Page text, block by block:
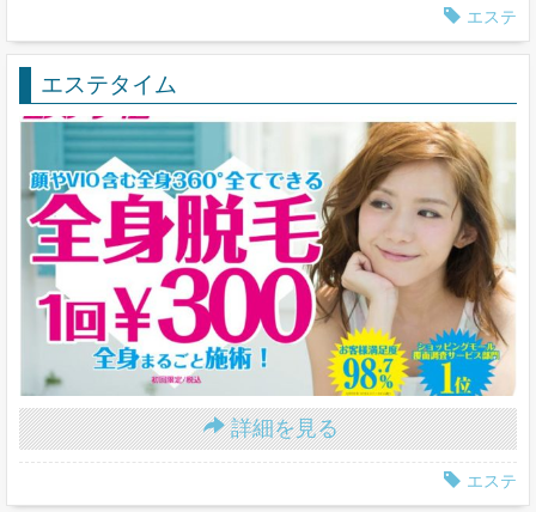
エステ
エステタイム
詳細を見る
エステ